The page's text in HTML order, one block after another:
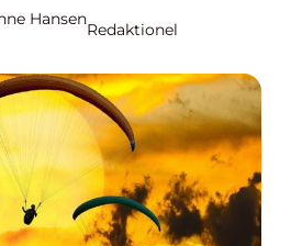
Hansen
Redaktionel